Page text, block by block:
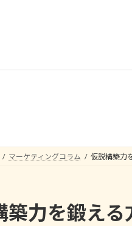
マーケティングコラム 仮説構築力
築力を鍛え